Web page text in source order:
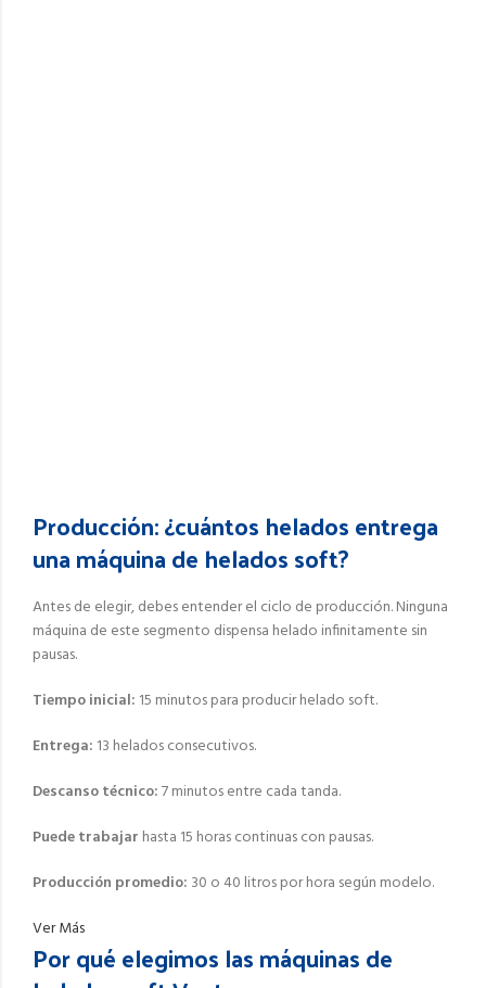
Producción: ¿cuántos helados entrega
una máquina de helados soft?
Antes de elegir, debes entender el ciclo de producción. Ninguna
máquina de este segmento dispensa helado infinitamente sin
pausas.
Tiempo inicial: 15 minutos para producir helado soft.
Entrega: 13 helados consecutivos.
Descanso técnico:7 minutos entre cada tanda.
Puede trabajar hasta 15 horas continuas con pausas.
Producción promedio: 30 o 40 litros por hora según modelo.
Ver Más
Por qué elegimos las máquinas de